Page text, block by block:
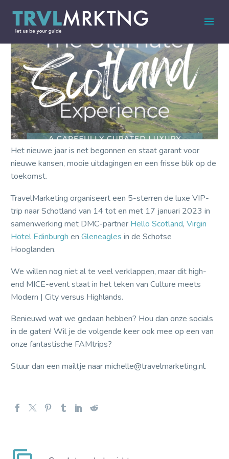
Het nieuwe jaar is net begonnen en staat garant voor
nieuwe kansen, mooie uitdagingen en een frisse blik op de
toekomst.
TravelMarketing organiseert een 5-sterren de luxe VIP-
trip naar Schotland van 14 tot en met 17 januari 2023 in
samenwerking met DMC-partner Hello Scotland, Virgin
Hotel Edinburgh en Gleneagles in de Schotse
Hooglanden.
We willen nog niet al te veel verklappen, maar dit high-
end MICE-event staat in het teken van Culture meets
Modern | City versus Highlands.
Benieuwd wat we gedaan hebben? Hou dan onze socials
in de gaten! Wil je de volgende keer ook mee op een van
onze fantastische FAMtrips?
Stuur dan een mailtje naar michelle@travelmarketing.nl.